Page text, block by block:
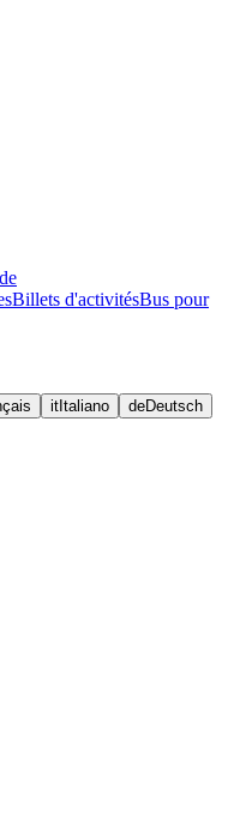
Billets d'activitésBus pour
it Italiano deDeutsch